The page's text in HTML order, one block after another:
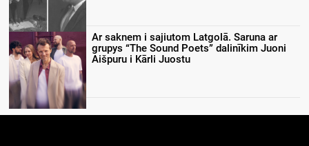
Ar saknem i sajiutom Latgolā. Saruna ar
grupys “The Sound Poets” dalinīkim Juoni
Aišpuru i Kārli Juostu